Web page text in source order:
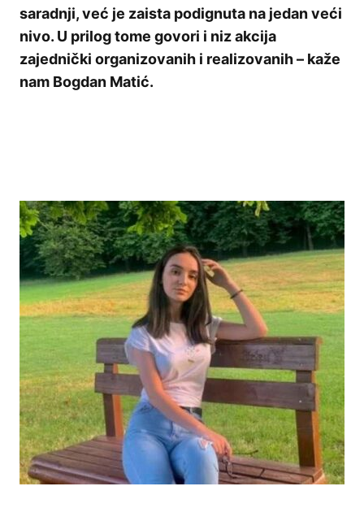
saradnji, već je zaista podignuta na jedan veći
nivo. U prilog tome govori i niz akcija
zajednički organizovanih i realizovanih – kaže
nam Bogdan Matić.